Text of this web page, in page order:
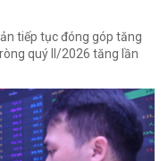
tiếp tục đóng góp tăng
quý II/2026 tăng lần